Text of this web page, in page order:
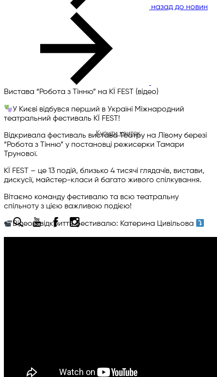
ВІЗИТ ДО ТЕАТРУ
Інклюзивність
Едуард Митницький
Купити квиток
Репертуар
En
назад до новин
Вистава “Робота з Тінню” на KЇ FEST (відео)
У Києві відбувся перший в Україні Міжнародний
театральний фестиваль KЇ FEST!
Відкривала фестиваль вистава Театру на Лівому березі
“Робота з Тінню” у постановці режисерки Тамари
Трунової.
KЇ FEST – це 13 подій, близько 4 тисячі глядачів, вистави,
дискусії, майстер-класи й багато живого спілкування.
Вітаємо команду фестивалю та всю театральну
спільноту з цією важливою подією!
Відео з відкриття фестивалю: Катерина Цивільова